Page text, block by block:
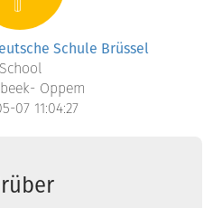
Schule Brüssel
School
Oppem
07 11:04:27